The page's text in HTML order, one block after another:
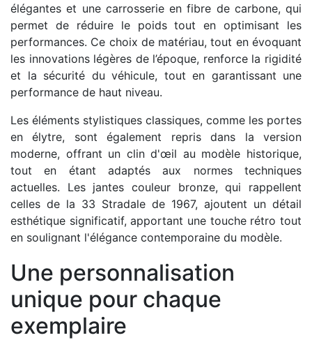
élégantes et une carrosserie en fibre de carbone, qui
permet de réduire le poids tout en optimisant les
performances. Ce choix de matériau, tout en évoquant
les innovations légères de l’époque, renforce la rigidité
et la sécurité du véhicule, tout en garantissant une
performance de haut niveau.
Les éléments stylistiques classiques, comme les portes
en élytre, sont également repris dans la version
moderne, offrant un clin d'œil au modèle historique,
tout en étant adaptés aux normes techniques
actuelles. Les jantes couleur bronze, qui rappellent
celles de la 33 Stradale de 1967, ajoutent un détail
esthétique significatif, apportant une touche rétro tout
en soulignant l'élégance contemporaine du modèle.
Une personnalisation
unique pour chaque
exemplaire